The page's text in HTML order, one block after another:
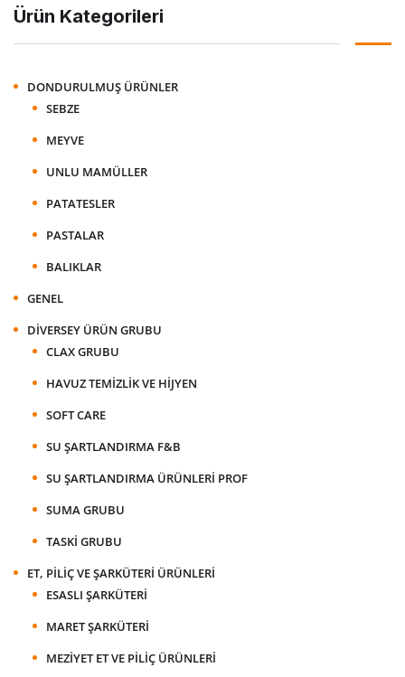
Ürün Kategorileri
DONDURULMUŞ ÜRÜNLER
SEBZE
MEYVE
UNLU MAMÜLLER
PATATESLER
PASTALAR
BALIKLAR
GENEL
DIVERSEY ÜRÜN GRUBU
CLAX GRUBU
HAVUZ TEMIZLIK VE HIJYEN
SOFT CARE
SU ŞARTLANDIRMA F&B
SU ŞARTLANDIRMA ÜRÜNLERI PROF
SUMA GRUBU
TASKI GRUBU
ET, PILIÇ VE ŞARKÜTERI ÜRÜNLERI
ESASLI ŞARKÜTERI
MARET ŞARKÜTERI
MEZIYET ET VE PILIÇ ÜRÜNLERI